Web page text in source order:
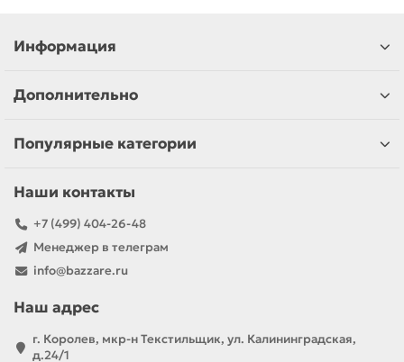
Информация
Дополнительно
Популярные категории
Наши контакты
+7 (499) 404-26-48
Менеджер в телеграм
info@bazzare.ru
Наш адрес
г. Королев, мкр-н Текстильщик, ул. Калининградская,
д.24/1